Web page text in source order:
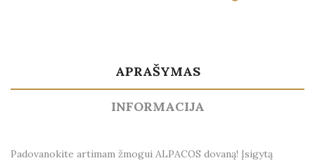
APRAŠYMAS
INFORMACIJA
Padovanokite artimam žmogui ALPACOS dovaną! Įsigytą